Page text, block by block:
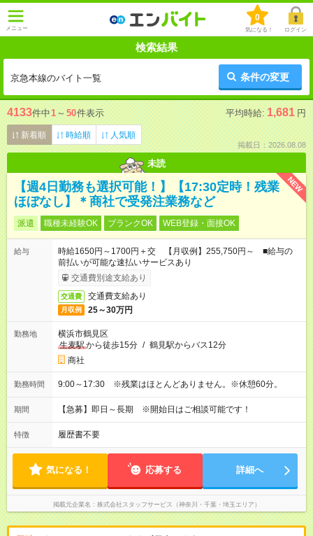
メニュー
0
気になる！ ログイン
検索結果
京急本線のバイト一覧 条件の変更
4133件中1 ～ 50件表示 平均時給: 1,681 円
新着順 時給順 人気順
掲載日：2026.08.08
未読
NEW
【週4日勤務も選択可能！】【17:30定時！残業
ほぼなし】＊商社で受発注業務など
派遣 職種未経験OK ブランクOK WEB登録・面接OK
給与
時給1650円～1700円＋交 【月収例】255,750円～ ■給与の
前払いが可能な速払いサービスあり
交通費別途支給あり
交通費 交通費支給あり
月収例 25～30万円
勤務地
横浜市鶴見区
生麦駅から徒歩15分 / 鶴見駅からバス12分
商社
勤務時間 9:00～17:30 ※残業はほとんどありません。※休憩60分。
期間 【急募】即日～長期 ※開始日はご相談可能です！
特徴 履歴書不要
気になる！ 応募する 詳細へ
掲載元企業名 株式会社スタッフサービス（神奈川・千葉・埼玉エリア）